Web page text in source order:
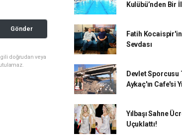
Gönder
doğrudan veya
Kulübü’nden Bir
Fatih
Sevdası
Devlet Sporcusu
Aykaç'ın Cafe'si
Yılbaşı Sahne
Uçuklattı!